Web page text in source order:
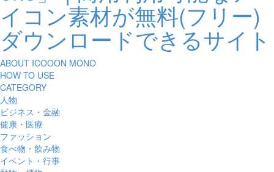
ABOUT ICOOON MONO
HOW TO USE
CATEGORY
人物
ビジネス・金融
健康・医療
ファッション
食べ物・飲み物
イベント・行事